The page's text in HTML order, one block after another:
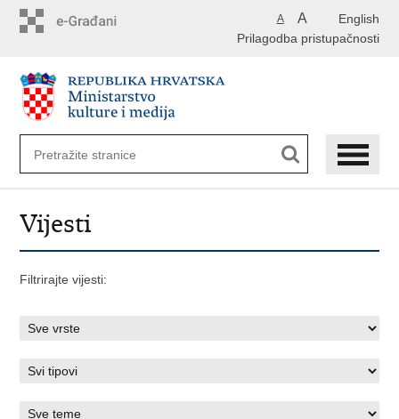
English
A A
Prilagodba pristupačnosti
Vijesti
Filtrirajte vijesti: